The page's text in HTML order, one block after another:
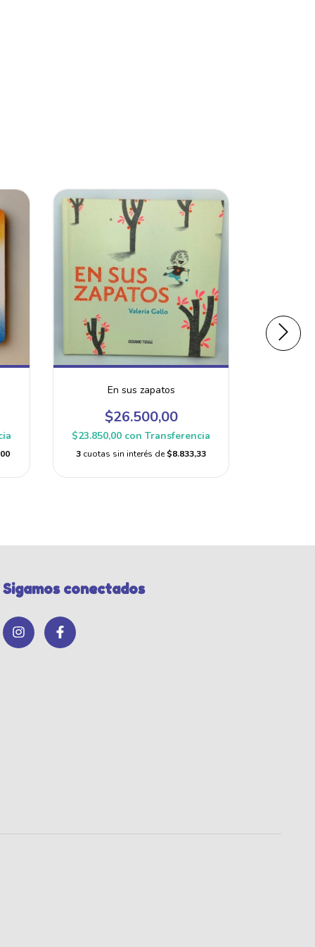
En sus zapatos
$26.500,00
$23.850,00 con Transferencia
3 cuotas sin interés de$8.833,33
Sigamos conectados